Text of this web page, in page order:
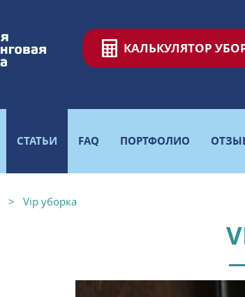
КАЛЬКУЛЯТОР
СТАТЬИ FAQ ПОРТФОЛИО
Vip уборка